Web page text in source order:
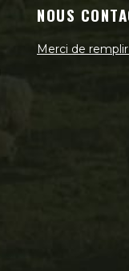
NOUS
Merci de